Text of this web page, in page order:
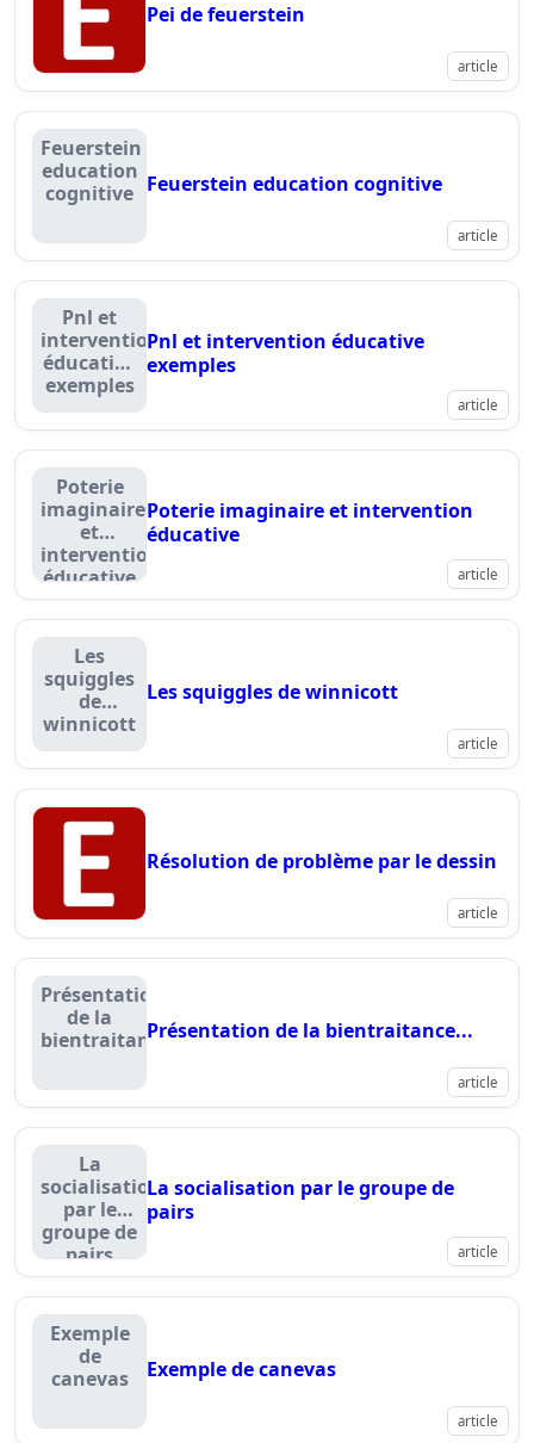
Pei de feuerstein
article
Feuerstein
education
cognitive Feuerstein education cognitive
article
Pnl et
intervention
éducative
exemples
Pnl et intervention éducative
exemples
article
Poterie
imaginaire
et
intervention
éducative
Poterie imaginaire et intervention
éducative
article
Les
squiggles
de
winnicott
Les squiggles de winnicott
article
Résolution de problème par le dessin
article
Présentation
de la
bientraitance...Présentation de la bientraitance...
article
La
socialisation
par le
groupe de
pairs
La socialisation par le groupe de
pairs
article
Exemple
de
canevas
Exemple de canevas
article